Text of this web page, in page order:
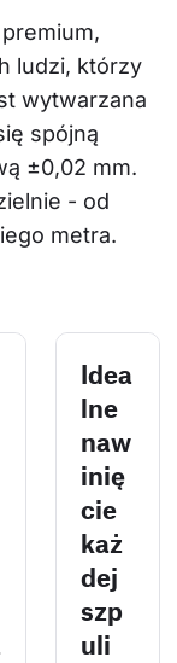
ludzi, którzy
wytwarzana
spójną
±0,02 mm.
- od
metra.
Idea
lne
naw
inię
cie
każ
dej
szp
uli